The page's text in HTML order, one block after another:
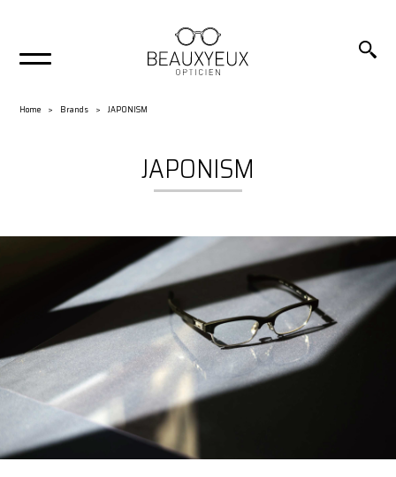
Home Brands JAPONISM
JAPONISM